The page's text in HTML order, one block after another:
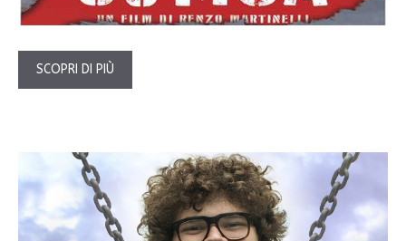
SCOPRI DI PIÙ